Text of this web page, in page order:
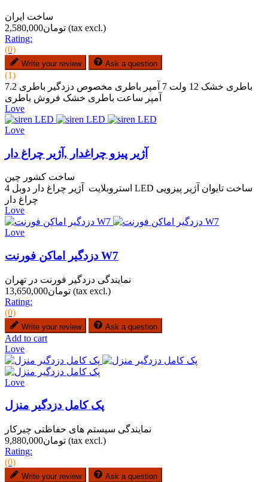
ساخت ایران
تومان2,580,000 (tax excl.)
Rating:
(0)
Write your review Ask a question
(1)
باطری خشک 12 ولت 7 آمپر باطری مخصوص دزدگیر باطری 7.2
آمپر ساعت باطری خشک فروش باطری
Love
Love
آژیر پیزو چراغدار ,آژیر چراغ دار
ساخت کشور چین
استروبلایت آژیر چراغ دار دوبل 4 LED ساخت تایوان آژیر پیزویی
چراغ دار
Love
Love
دزدگیر اماکن فورنت W7
نمایندگی دزدگیر فورنت در تهران
تومان13,650,000 (tax excl.)
Rating:
(0)
Write your review Ask a question
Add to cart
Love
Love
پک کامل دزدگیر منزل
نمایندگی سیستم های حفاظتی چیرکار
تومان9,880,000 (tax excl.)
Rating:
(0)
Write your review Ask a question